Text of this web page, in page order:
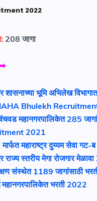
2022
208जागा
शासनाच्या भूमि अभिलेख
Bhulekh
महानगरपालिकेत 285
2021
महाराष्ट्र दुय्यम सेवा गट-
राज्य स्तरीय मेगा रोजगार
संस्थेत 1189 जागांसाठी
महानगरपालिकेत भरती 2022